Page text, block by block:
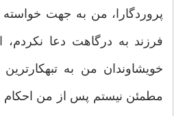
پروردگارا، من به جهت
فرزند به درگاهت دعا
خویشاوندان من به
مطمئن نیستم پس از من احکام